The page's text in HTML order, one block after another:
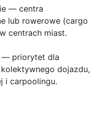
— centra
lub rowerowe (cargo
centrach miast.
— priorytet dla
dojazdu,
i carpoolingu.